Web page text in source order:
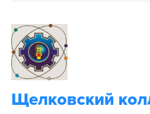
Щелковский